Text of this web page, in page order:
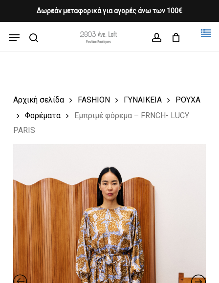
Δωρεάν μεταφορικά για αγορές άνω των 100€
content
Menu
Cart CLOSE
CART
Αρχική σελίδα FASHION ΓΥΝΑΙΚΕΙΑ
ΡΟΥΧΑ
Φορέματα
Εμπριμέ φόρεμα – FRNCH- LUCY
PARIS
Close